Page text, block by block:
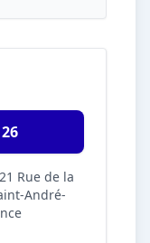
Rue de la
André-